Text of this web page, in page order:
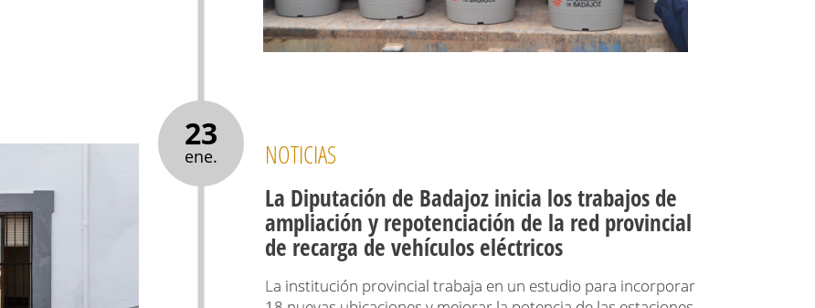
23
ene. NOTICIAS
La Diputación de Badajoz inicia los trabajos de
ampliación y repotenciación de la red provincial
de recarga de vehículos eléctricos
La institución provincial trabaja en un estudio para incorporar